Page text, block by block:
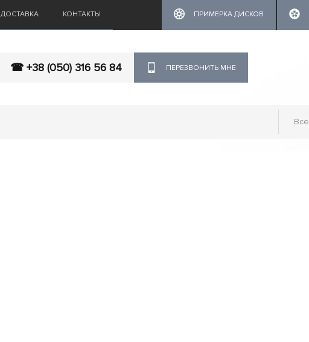
ДОСТАВКА КОНТАКТЫ ПРИМЕРКА ДИСКОВ
☎ +38 (050) 316 56 84 ПЕРЕЗВОНИТЬ МНЕ